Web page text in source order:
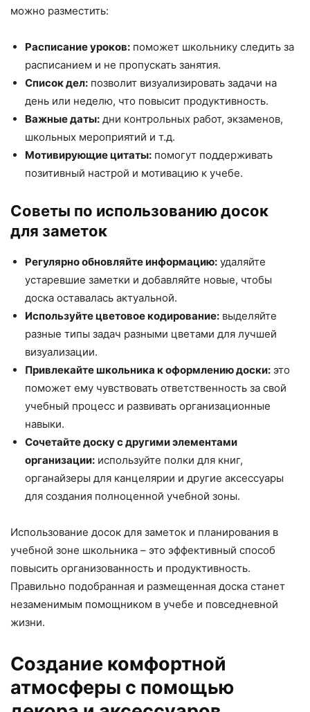
можно разместить:
Расписание уроков: поможет школьнику следить за
расписанием и не пропускать занятия.
Список дел: позволит визуализировать задачи на
день или неделю, что повысит продуктивность.
Важные даты: дни контрольных работ, экзаменов,
школьных мероприятий и т.д.
Мотивирующие цитаты: помогут поддерживать
позитивный настрой и мотивацию к учебе.
Советы по использованию досок
для заметок
Регулярно обновляйте информацию: удаляйте
устаревшие заметки и добавляйте новые, чтобы
доска оставалась актуальной.
Используйте цветовое кодирование: выделяйте
разные типы задач разными цветами для лучшей
визуализации.
Привлекайте школьника к оформлению доски: это
поможет ему чувствовать ответственность за свой
учебный процесс и развивать организационные
навыки.
Сочетайте доску с другими элементами
организации: используйте полки для книг,
органайзеры для канцелярии и другие аксессуары
для создания полноценной учебной зоны.
Использование досок для заметок и планирования в
учебной зоне школьника – это эффективный способ
повысить организованность и продуктивность.
Правильно подобранная и размещенная доска станет
незаменимым помощником в учебе и повседневной
жизни.
Создание комфортной
атмосферы с помощью